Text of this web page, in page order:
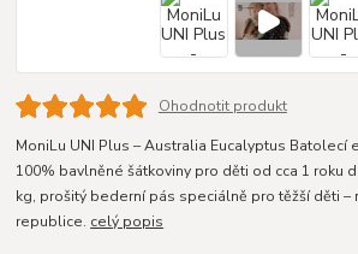
Ohodnotit produkt
MoniLu UNI Plus – Australia Eucalyptus Batolecí
100% bavlněné šátkoviny pro děti od cca 1 roku
kg, prošitý bederní pás speciálně pro těžší děti –
republice. celý popis